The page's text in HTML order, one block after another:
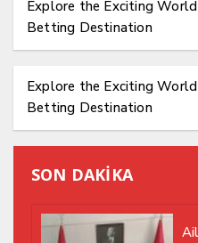
Explore the Exciting
Betting Destination
Explore the Exciting
Betting Destination
SON DAKİKA